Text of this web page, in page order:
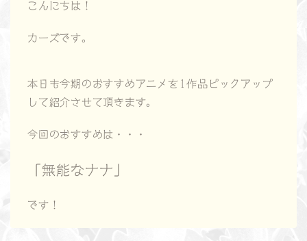
こんにちは！
カーズです。
本日も今期のおすすめアニメを1作品ピックアップ
して紹介させて頂きます。
今回のおすすめは・・・
「無能なナナ」
です！